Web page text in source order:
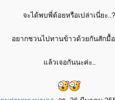
จะได้พบพี่ต้อยหรือเปล่าเนี่ยะ..?
อยากชวนไปทานข้าวด้วยกันสักมื้
ล้วเจอกันนะค่ะ..